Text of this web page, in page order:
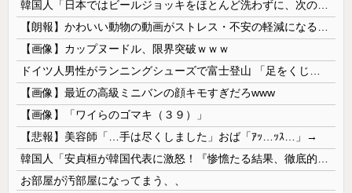
【画像】カップヌードル、限界突破ｗｗｗ
【画像】最近の高級ミニバンの顔キモすぎだろwww
【画像】「ワイらのゴマキ（３９）」
【悲報】美容師「…手は尽くしました」おば「ｱｯ…ｯｽ…」→
お部屋が汚部屋になってまう、、